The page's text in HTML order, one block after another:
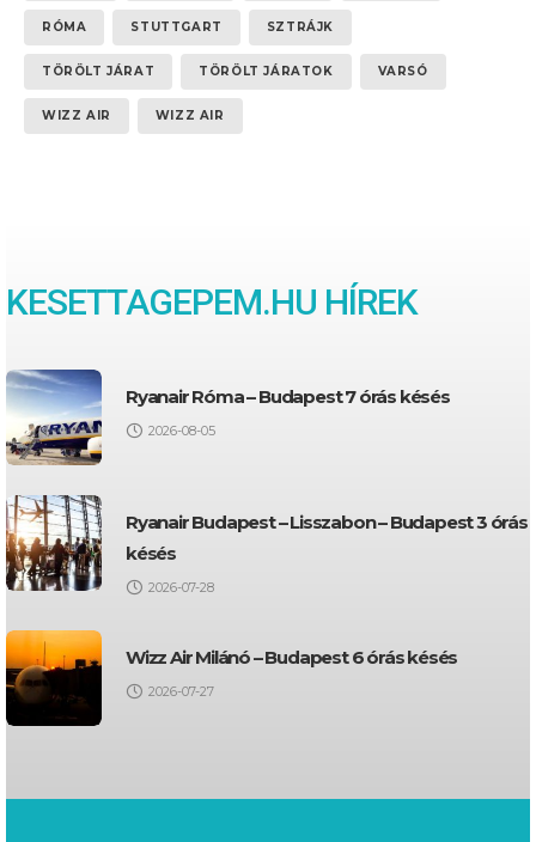
RÓMA STUTTGART SZTRÁJK
TÖRÖLT JÁRAT TÖRÖLT JÁRATOK VARSÓ
WIZZ AIR WIZZ AIR
KESETTAGEPEM.HU HÍREK
Ryanair Róma – Budapest 7 órás késés
2026-08-05
Ryanair Budapest – Lisszabon – Budapest 3 órás
késés
2026-07-28
Wizz Air Milánó – Budapest 6 órás késés
2026-07-27